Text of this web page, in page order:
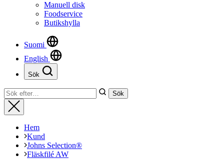
Manuell disk
Foodservice
Butikshylla
Suomi
English
Sök
Stäng
Sök
efter:
Sök
Stäng
Hem
Kund
Johns Selection®
Fläskfilé AW